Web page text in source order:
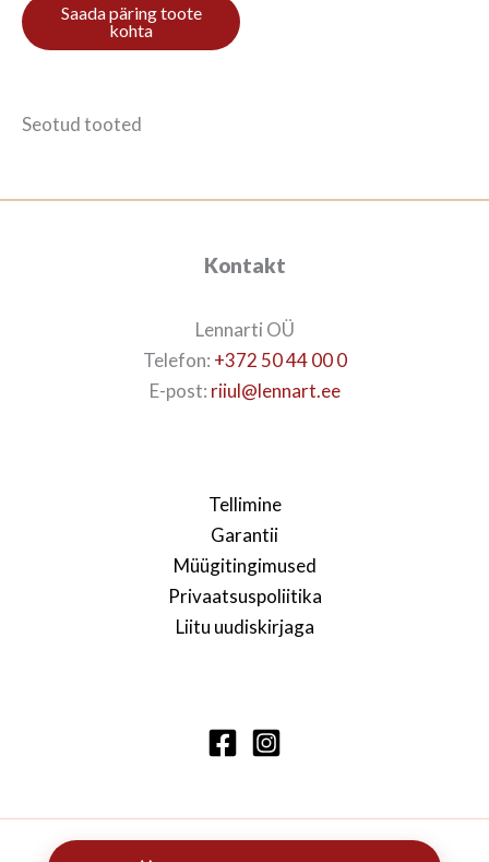
Seotud tooted
Kontakt
Lennarti OÜ
Telefon: +372 50 44 00 0
E-post: riiul@lennart.ee
Tellimine
Garantii
Müügitingimused
Privaatsuspoliitika
Liitu uudiskirjaga